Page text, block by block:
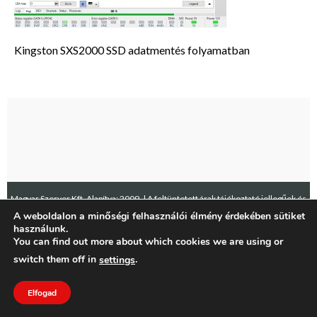
Kingston SXS2000 SSD adatmentés folyamatban
Magyar Szerver Kft. Alapítva: 2009. | A feltüntetett árak tájékoztató jellegűek és
az ÁFA-t nem tartalmazzák.
A weboldalon a minőségi felhasználói élmény érdekében sütiket
használunk.
You can find out more about which cookies we are using or
switch them off in settings.
Elfogad